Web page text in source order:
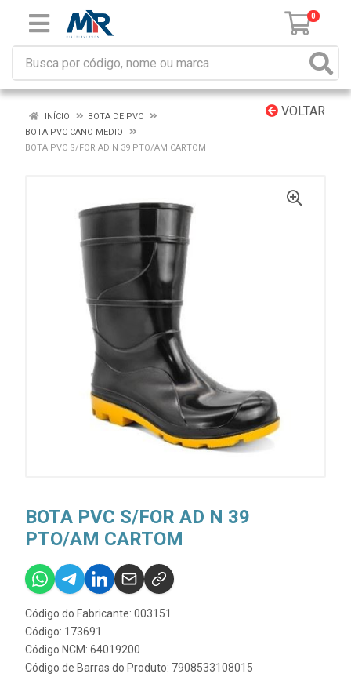
0
VOLTAR
INÍCIO
BOTA DE PVC
BOTA PVC CANO MEDIO
BOTA PVC S/FOR AD N 39 PTO/AM CARTOM
BOTA PVC S/FOR AD N 39
PTO/AM CARTOM
Código do Fabricante: 003151
Código: 173691
Código NCM: 64019200
Código de Barras do Produto: 7908533108015